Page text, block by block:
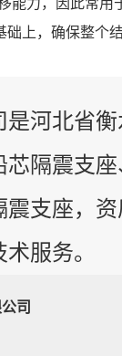
础上，确保整个
河北省
芯隔震支
支座，
服务。
司